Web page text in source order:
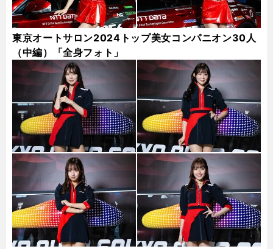
東京オートサロン2024トップ美女コンパニオン30人
（中編）「全身フォト」